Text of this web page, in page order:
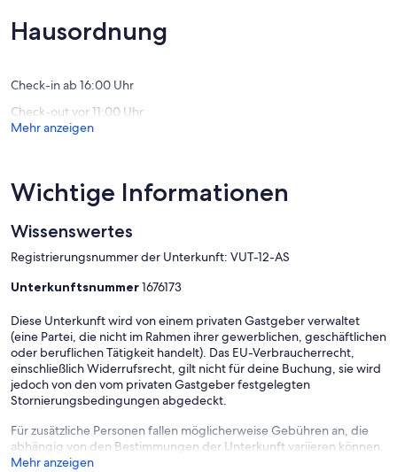
zu
der
Ribadesella
Ribadesella
Außergewöhnlich,
(23
Hausordnung
Check-in ab 16:00 Uhr
Check-out vor 11:00 Uhr
Mehr anzeigen
Wichtige Informationen
Wissenswertes
Registrierungsnummer der Unterkunft: VUT-12-AS
Unterkunftsnummer1676173
Diese Unterkunft wird von einem privaten Gastgeber verwaltet
(eine Partei, die nicht im Rahmen ihrer gewerblichen, geschäftlichen
oder beruflichen Tätigkeit handelt). Das EU-Verbraucherrecht,
einschließlich Widerrufsrecht, gilt nicht für deine Buchung, sie wird
jedoch von den vom privaten Gastgeber festgelegten
Stornierungsbedingungen abgedeckt.
Für zusätzliche Personen fallen möglicherweise Gebühren an, die
abhängig von den Bestimmungen der Unterkunft variieren können.
Mehr anzeigen